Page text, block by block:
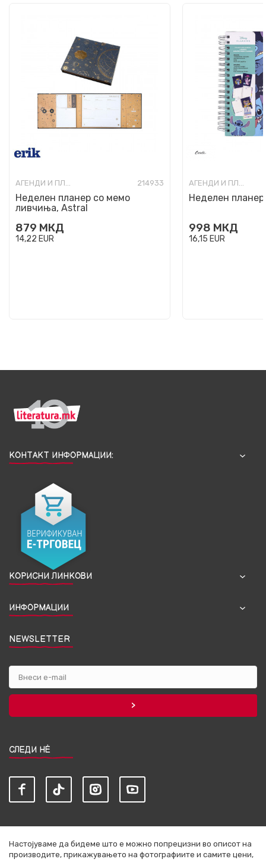
АГЕНДИ И ПЛАНЕРИ 214933
Неделен планер со мемо
ливчиња, Astral
879 МКД
14,22 EUR
АГЕНДИ И ПЛАНЕРИ
Неделен
998 МКД
16,15 EUR
КОНТАКТ ИНФОРМАЦИИ:
КОРИСНИ ЛИНКОВИ
ИНФОРМАЦИИ
NEWSLETTER
СЛЕДИ НЀ
Настојуваме да бидеме што е можно попрецизни во описот на
производите, прикажувањето на фотографиите и самите цени,